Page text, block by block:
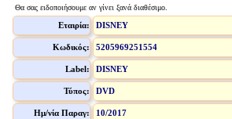
Θα σας ειδοποιήσουμε αν γίνει ξανά διαθέσιμο.
Εταιρία: DISNEY
Κωδικός: 5205969251554
Label: DISNEY
Τύπος: DVD
Ημ/νία Παραγ: 10/2017